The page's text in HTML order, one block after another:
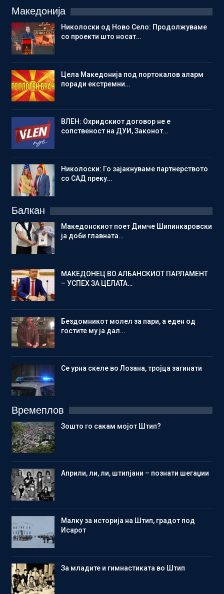
Македонија
Николоски од Ново Село: Продолжуваме
со проекти што носат…
Цела Македонија под портокалов аларм
поради екстремни…
ВЛЕН: Охридскиот договор не е
сопственост на ДУИ, Законот…
Николоски: Го зајакнуваме партнерството
со САД преку…
Балкан
Македонскиот поет Димче Шипинкаровски
ја доби главната…
МАКЕДОНЕЦ ВО АЛБАНСКИОТ ПАРЛАМЕНТ
– УСПЕХ ЗА ЦЕЛАТА…
Бездомникот молел за пари, а еден од
гостите му ја дал…
Се урна скеле во Лозана, тројца загинати
Времеплов
Зошто го сакам мојот Штип?
Aприли, ли, ли, штипјани – познати шегаџии
Малку за историја на Штип, градот под
Исарот
Зa младите и гимнастиката во Штип